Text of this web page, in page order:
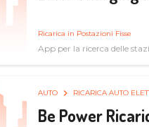
Ricarica in Postazioni Fisse
App per la ricerca delle
AUTO RICARICA AUTO
Be Power